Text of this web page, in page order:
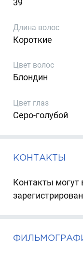
39
Длина волос
Короткие
Цвет волос
Блондин
Цвет глаз
Серо-голубой
КОНТАКТЫ
Контакты могут